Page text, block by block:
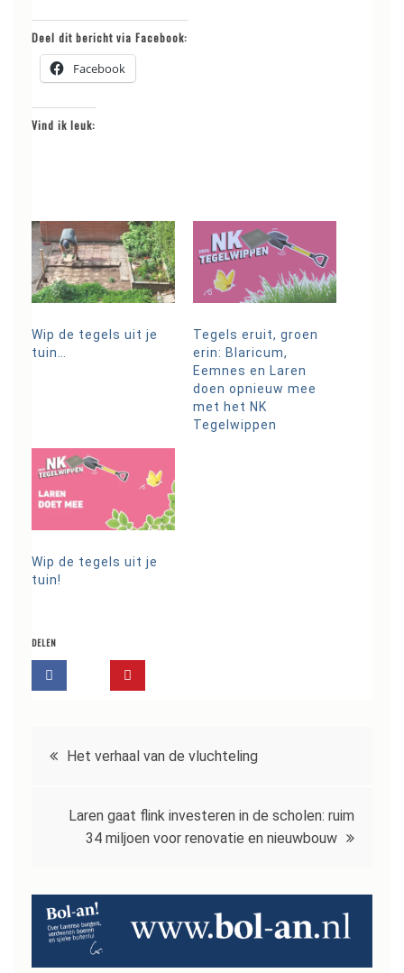
Deel dit bericht via Facebook:
Facebook
Vind ik leuk:
Wip de tegels uit je
tuin…
Tegels eruit, groen
erin: Blaricum,
Eemnes en Laren
doen opnieuw mee
met het NK
Tegelwippen
Wip de tegels uit je
tuin!
DELEN
Bericht
Het verhaal van de vluchteling
Laren gaat flink investeren in de scholen: ruim
34 miljoen voor renovatie en nieuwbouw